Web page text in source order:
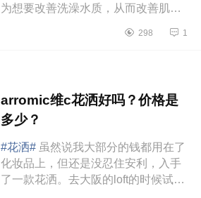
为想要改善洗澡水质，从而改善肌肤
样，这个花洒需要的是更换VC除氯
298 1
arromic维c花洒好吗？价格是
多少？
#花洒# 虽然说我大部分的钱都用在了
化妆品上，但还是没忍住安利，入手
了一款花洒。去大阪的loft的时候试了